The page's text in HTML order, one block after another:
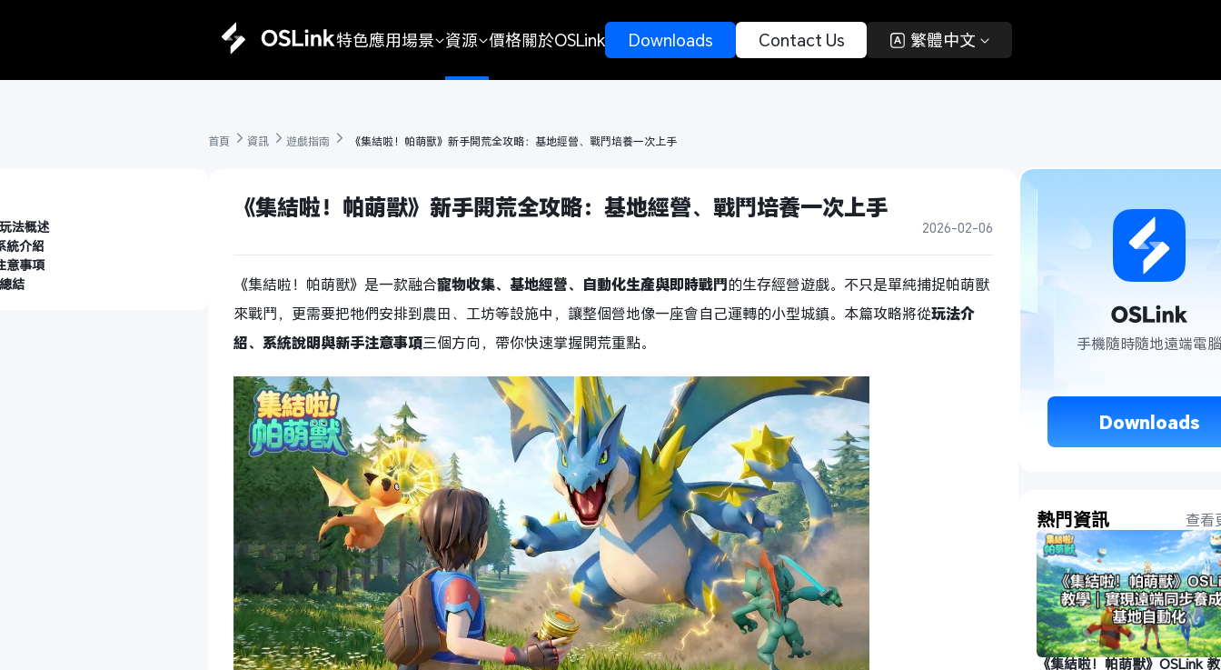
特色應用場景 資源 價格關於OSLink Downloads Contact Us 繁體中文
法概述
統介紹
意事項
結
首頁 資訊 遊戲指南 《集結啦！帕萌獸》新手開荒全攻略：基地經營、戰鬥培養一次上手
《集結啦！帕萌獸》新手開荒全攻略：基地經營、戰鬥培養一次上手
2026-02-06
《集結啦！帕萌獸》是一款融合寵物收集、基地經營、自動化生產與即時戰鬥的生存經營遊戲。不只是單純捕捉帕萌獸
來戰鬥，更需要把牠們安排到農田、工坊等設施中，讓整個營地像一座會自己運轉的小型城鎮。本篇攻略將從玩法介
紹、系統說明與新手注意事項三個方向，帶你快速掌握開荒重點。 手機隨時隨地遠端電腦
Downloads
熱門資訊 查看